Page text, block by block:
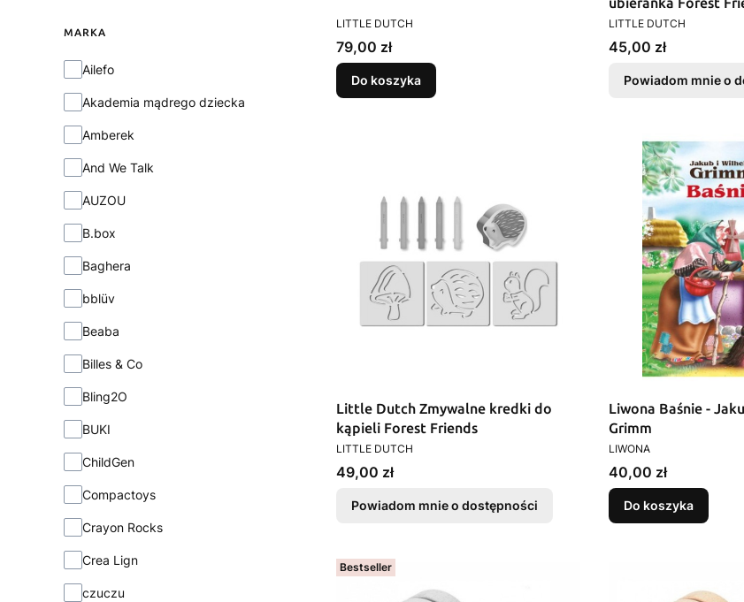
MARKA
Marka
Ailefo
Akademia mądrego dziecka
Amberek
And We Talk
AUZOU
B.box
Baghera
bblüv
Beaba
Billes & Co
Bling2O
BUKI
ChildGen
Compactoys
Crayon Rocks
Crea Lign
czuczu
PRODUCENT
LITTLE DUTCH
Cena
79,00 zł
Do koszyka
PRODUCENT
LITTLE DUTCH
Cena
45,00 zł
Powiadom mnie o
Little Dutch Zmywalne kredki do
kąpieli Forest Friends
PRODUCENT
LITTLE DUTCH
Cena
49,00 zł
Powiadom mnie o dostępności
Liwona Baśnie -
Grimm
PRODUCENT
LIWONA
Cena
40,00 zł
Do koszyka
Bestseller